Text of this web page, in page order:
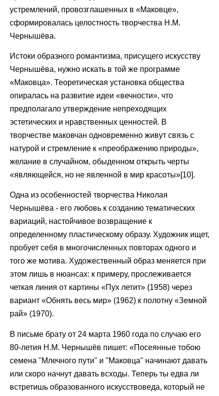
устремлений, провозглашенных в «Маковце»,
сформировалась целостность творчества Н.М.
Чернышёва.
Истоки образного романтизма, присущего искусству
Чернышёва, нужно искать в той же программе
«Маковца». Теоретическая установка общества
опиралась на развитие идеи «вечности», что
предполагало утверждение непреходящих
эстетических и нравственных ценностей. В
творчестве маковчан одновременно живут связь с
натурой и стремление к «преображению природы»,
желание в случайном, обыденном открыть черты
«являющейся, но не явленной в мир красоты»[10].
Одна из особенностей творчества Николая
Чернышёва - его любовь к созданию тематических
вариаций, настойчивое возвращение к
определенному пластическому образу. Художник ищет,
пробует себя в многочисленных повторах одного и
того же мотива. Художественный образ меняется при
этом лишь в нюансах: к примеру, прослеживается
четкая линия от картины «Пух летит» (1958) через
вариант «Обнять весь мир» (1962) к полотну «Земной
рай» (1970).
В письме брату от 24 марта 1960 года по случаю его
80-летия Н.М. Чернышёв пишет: «Посеянные тобою
семена "Млечного пути" и "Маковца" начинают давать
или скоро начнут давать всходы. Теперь ты едва ли
встретишь образованного искусствоведа, который не